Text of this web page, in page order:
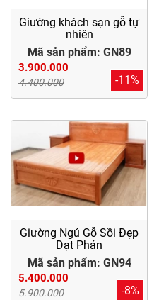
Giường khách sạn gỗ tự
nhiên
Mã sản phẩm: GN89
3.900.000
4.400.000 -11%
Giường Ngủ Gỗ Sồi Đẹp
Dạt Phản
Mã sản phẩm: GN94
5.400.000
5.900.000 -8%